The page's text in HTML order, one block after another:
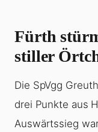
Fürth
stiller
Die SpVgg
drei Punkte aus
Auswärtssieg